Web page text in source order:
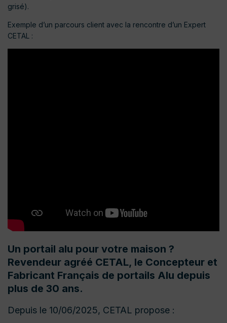
grisé).
Exemple d’un parcours client avec la rencontre d’un Expert
CETAL :
Un portail alu pour votre maison ?
Revendeur agréé CETAL, le Concepteur et
Fabricant Français de portails Alu depuis
plus de 30 ans.
Depuis le 10/06/2025, CETAL propose :